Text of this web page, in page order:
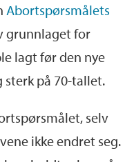
å gjelde i 1964
søke om å få
fortsatt
frem til 12 uke
Abortspørsmålets
grunnlaget for
lagt før den nye
sterk på 70-tallet.
selv
ikke endret seg.